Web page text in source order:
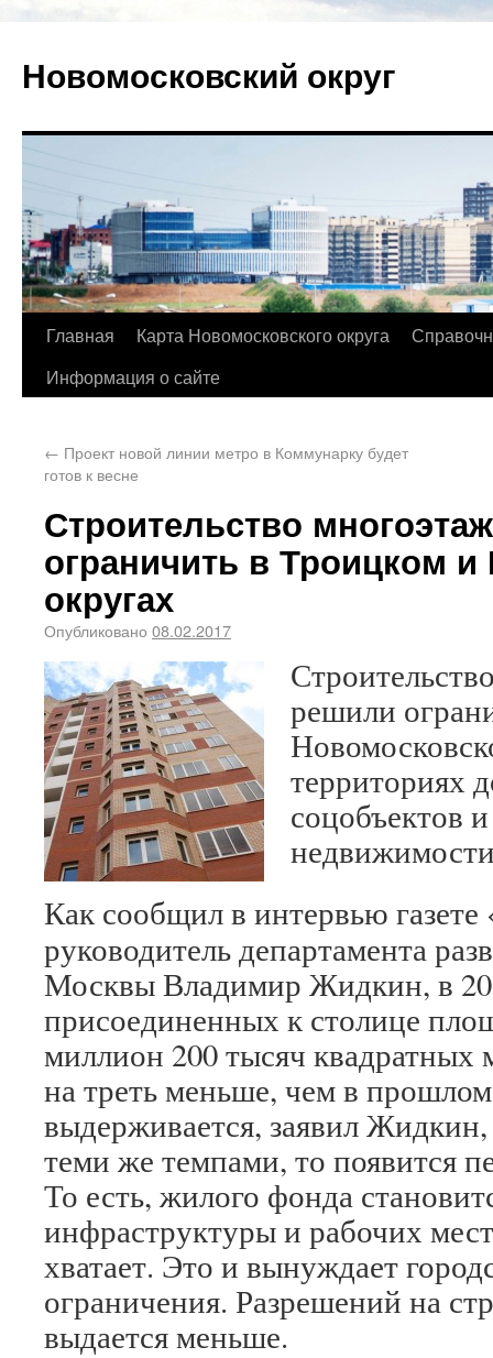
Новомосковский округ
Главная Карта Новомосковского округа
Информация о сайте
← Проект новой линии метро в Коммунарку будет
готов к весне
Строительство
ограничить в Троицком
округах
Опубликовано 08.02.2017
решили
территориях
соцобъектов
Как сообщил в интервью
руководитель департамента
Москвы Владимир Жидкин, в
присоединенных к столице
миллион 200 тысяч квадратных
на треть меньше, чем в
выдерживается, заявил
теми же темпами, то появится
То есть, жилого фонда
инфраструктуры и рабочих
хватает. Это и вынуждает
ограничения. Разрешений на
выдается меньше.